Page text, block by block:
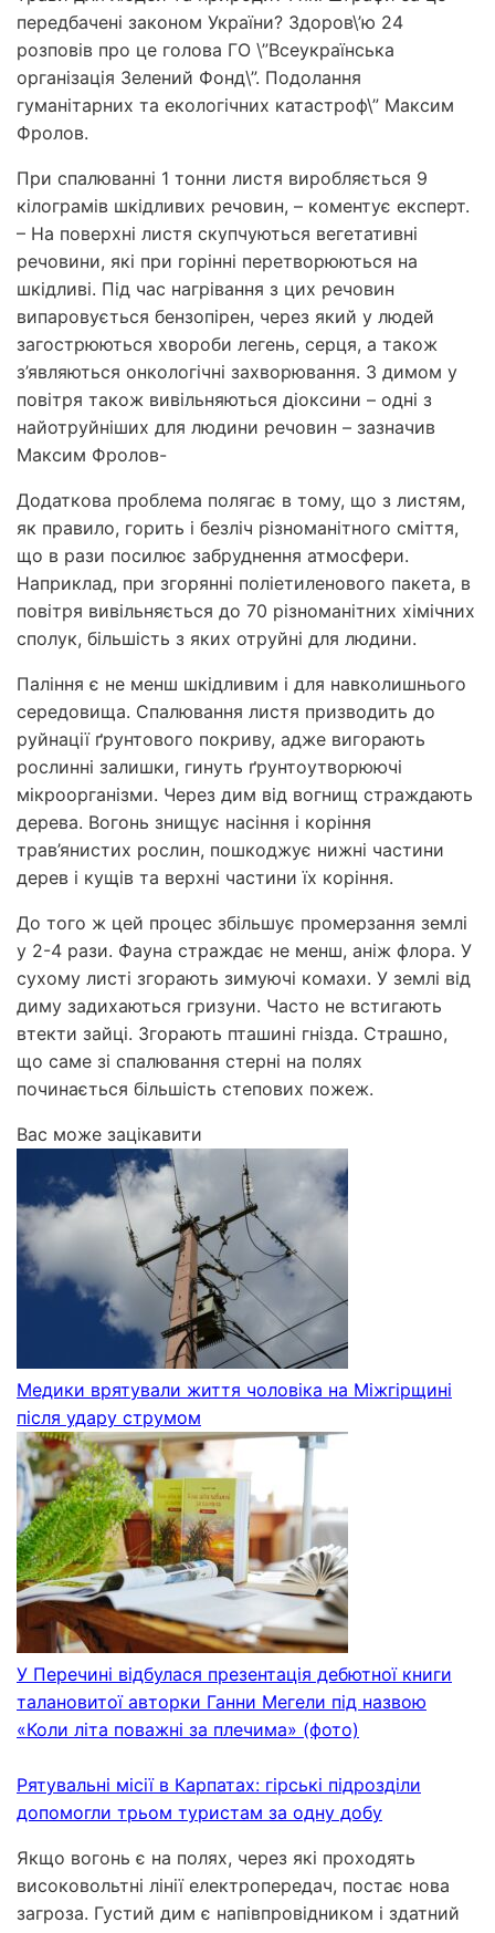
передбачені законом України? Здоров\’ю 24
розповів про це голова ГО \”Всеукраїнська
організація Зелений Фонд\”. Подолання
гуманітарних та екологічних катастроф\” Максим
Фролов.
При спалюванні 1 тонни листя виробляється 9
кілограмів шкідливих речовин, – коментує експерт.
– На поверхні листя скупчуються вегетативні
речовини, які при горінні перетворюються на
шкідливі. Під час нагрівання з цих речовин
випаровується бензопірен, через який у людей
загострюються хвороби легень, серця, а також
з’являються онкологічні захворювання. З димом у
повітря також вивільняються діоксини – одні з
найотруйніших для людини речовин – зазначив
Максим Фролов-
Додаткова проблема полягає в тому, що з листям,
як правило, горить і безліч різноманітного сміття,
що в рази посилює забруднення атмосфери.
Наприклад, при згорянні поліетиленового пакета, в
повітря вивільняється до 70 різноманітних хімічних
сполук, більшість з яких отруйні для людини.
Паління є не менш шкідливим і для навколишнього
середовища. Спалювання листя призводить до
руйнації ґрунтового покриву, адже вигорають
рослинні залишки, гинуть ґрунтоутворюючі
мікроорганізми. Через дим від вогнищ страждають
дерева. Вогонь знищує насіння і коріння
трав’янистих рослин, пошкоджує нижні частини
дерев і кущів та верхні частини їх коріння.
До того ж цей процес збільшує промерзання землі
у 2-4 рази. Фауна страждає не менш, аніж флора. У
сухому листі згорають зимуючі комахи. У землі від
диму задихаються гризуни. Часто не встигають
втекти зайці. Згорають пташині гнізда. Страшно,
що саме зі спалювання стерні на полях
починається більшість степових пожеж.
Вас може зацікавити
Медики врятували життя чоловіка на Міжгірщині
після удару струмом
У Перечині відбулася презентація дебютної книги
талановитої авторки Ганни Мегели під назвою
«Коли літа поважні за плечима» (фото)
Рятувальні місії в Карпатах: гірські підрозділи
допомогли трьом туристам за одну добу
Якщо вогонь є на полях, через які проходять
високовольтні лінії електропередач, постає нова
загроза. Густий дим є напівпровідником і здатний